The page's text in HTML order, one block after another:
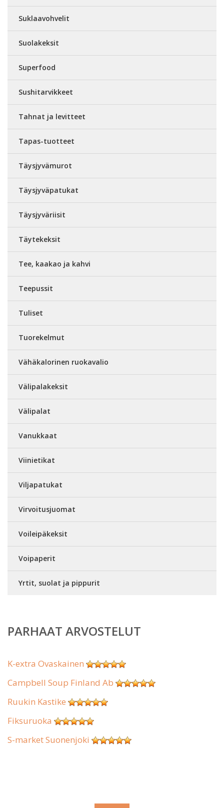
Suklaavohvelit
Suolakeksit
Superfood
Sushitarvikkeet
Tahnat ja levitteet
Tapas-tuotteet
Täysjyvämurot
Täysjyväpatukat
Täysjyväriisit
Täytekeksit
Tee, kaakao ja kahvi
Teepussit
Tuliset
Tuorekelmut
Vähäkalorinen ruokavalio
Välipalakeksit
Välipalat
Vanukkaat
Viinietikat
Viljapatukat
Virvoitusjuomat
Voileipäkeksit
Voipaperit
Yrtit, suolat ja pippurit
PARHAAT ARVOSTELUT
K-extra Ovaskainen
Campbell Soup Finland Ab
Ruukin Kastike
Fiksuruoka
S-market Suonenjoki